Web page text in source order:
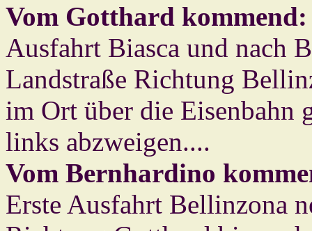
Vom Gotthard kommend:
Ausfahrt Biasca und nach
Landstraße Richtung
im Ort über die Eisenbahn
links abzweigen....
Vom Bernhardino
Erste Ausfahrt Bellinzona